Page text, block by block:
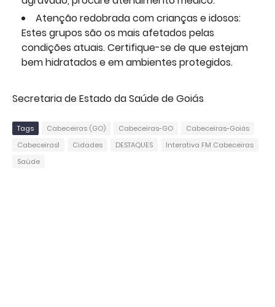
Atenção redobrada com crianças e idosos:
Estes grupos são os mais afetados pelas
condições atuais. Certifique-se de que estejam
bem hidratados e em ambientes protegidos.
Secretaria de Estado da Saúde de Goiás
Tags Cabeceiras (GO) Cabeceiras-GO
Cabeceiras-Goiás
Cabeceiras1
Cidades DESTAQUES
Interativa FM Cabeceiras
Saúde